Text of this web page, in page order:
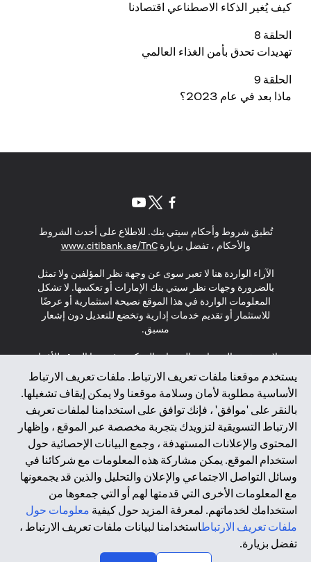
كيف يُغير الذكاء الاصطناعي اقتصادنا
الحلقة 8
تهديدات تحدق بأمن الغذاء العالمي
الحلقة 9
ماذا بعد في عام 2023؟
يستخدم موقعنا ملفات تعريف الارتباط. ملفات تعريف الارتباط
الأساسية مطلوبة لأمان وسلامة موقعنا ولا يمكن إيقاف تشغيلها.
بالنقر على 'موافق' ، فإنك توافق على استخدامنا لملفات تعريف
الارتباط التسويقية لتزويدك بتجربة مخصصة عبر الموقع ، وإظهار
المحتوى والإعلانات المستهدفة ، وجمع البيانات الإحصائية حول
استخدام الموقع. يمكن مشاركة هذه المعلومات مع شركائنا في
وسائل التواصل الاجتماعي والإعلان والتحليل والذين قد يجمعونها
مع المعلومات الأخرى التي قدمتها لهم أو التي جمعوها من
استخدامك لخدماتهم. لمعرفة المزيد حول كيفية معلومات حول
ملفات تعريف الارتباطاستخدامنا لبيانات ملفات تعريف الارتباط ،
تفضل بزيارة.
تُطبق شروط وأحكام سيتي بنك. للاطلاع على أحدث الشروط
والأحكام ، تفضل بزيارةwww.citibank.ae/TnC
(opens in a new tab)
الآراء الواردة هنا لا تعبر سوى عن وجهة نظر المؤلفين ولا تمثل
بالضرورة وجهات نظر سيتي بنك الإمارات أو تعكسها. لا تشكل
المعلومات الواردة في هذا الموقع نصيحة استثمارية أو عرضًا
للاستثمار أو تقديم خدمات إدارية وتخضع للتعديل دون إشعار
مسبق.
لا يتم تقديم المنتجات والخدمات المذكورة في هذا الموقع للأفراد
المقيمين في الاتحاد الأوروبي أو المنطقة الاقتصادية الأوروبية أو
سويسرا أو غيرنسي أو جيرسي أو موناكو أو سان مارينو أو
الفاتيكان أو جزيرة مان أو المملكة المتحدة أو خصوصية البيانات
(لائحة حماية البيانات العامة \ قانون حماية البيانات الشخصية
العامة \ قانون خصوصية نيوزيلندا). المحتوى الموجود في هذه
الصفحة ليس ولا ينبغي تفسيره على أنه عرض أو دعوة أو دعوة
لشراء أو بيع أي من المنتجات والخدمات المذكورة هنا لمثل هؤلاء
الأفراد.
*GDPR – اللائحة العامة لحماية البيانات؛ * LGPD – Lei Geral de
Proteção de Dados Pessoais ; *NZPA – قانون الخصوصية
النيوزيلندي